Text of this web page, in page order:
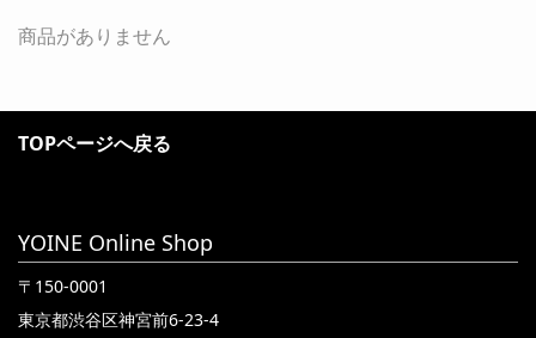
商品がありません
TOPページへ戻る
YOINE Online Shop
〒150-0001
東京都渋谷区神宮前6-23-4